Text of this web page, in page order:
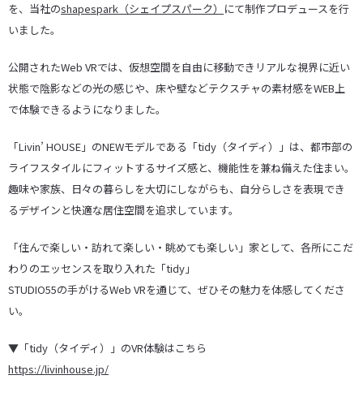
を、当社のshapespark（シェイプスパーク） にて制作プロデュースを行
いました。
公開されたWeb VRでは、仮想空間を自由に移動できリアルな視界に近い
状態で陰影などの光の感じや、床や壁などテクスチャの素材感をWEB上
で体験できるようになりました。
「Livin’ HOUSE」のNEWモデルである「tidy（タイディ）」は、都市部の
ライフスタイルにフィットするサイズ感と、機能性を兼ね備えた住まい。
趣味や家族、日々の暮らしを大切にしながらも、自分らしさを表現でき
るデザインと快適な居住空間を追求しています。
「住んで楽しい・訪れて楽しい・眺めても楽しい」家として、各所にこだ
わりのエッセンスを取り入れた「tidy」
STUDIO55の手がけるWeb VRを通じて、ぜひその魅力を体感してくださ
い。
▼「tidy（タイディ）」のVR体験はこちら
https://livinhouse.jp/